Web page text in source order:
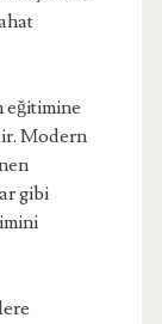
Modern
gibi